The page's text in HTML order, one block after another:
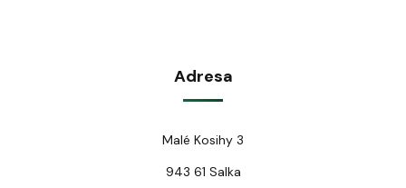
Adresa
Malé Kosihy 3
943 61 Salka